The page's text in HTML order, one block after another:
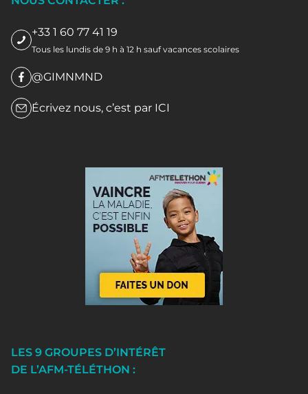
+33 1 60 77 41 19
Tous les lundis de 9 h à 12 h sauf vacances scolaires
@GIMNMND
Écrivez nous, c’est par ICI
LES 9 GROUPES D’INTÉRÊT
DE L’AFM-TÉLÉTHON :